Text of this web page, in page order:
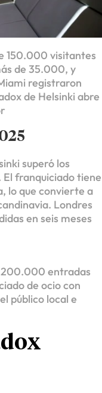
150.000 visitantes
de 35.000, y
registraron
de Helsinki abre
superó los
franquiciado tiene
lo que convierte a
Londres
en seis meses
200.000 entradas
de ocio con
público local e